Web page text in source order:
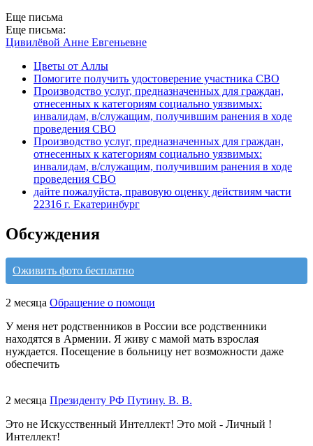
Еще письма
Еще письма:
Цивилёвой Анне Евгеньевне
Цветы от Аллы
Помогите получить удостоверение участника СВО
Производство услуг, предназначенных для граждан,
отнесенных к категориям социально уязвимых:
инвалидам, в/служащим, получившим ранения в ходе
проведения СВО
Производство услуг, предназначенных для граждан,
отнесенных к категориям социально уязвимых:
инвалидам, в/служащим, получившим ранения в ходе
проведения СВО
дайте пожалуйста, правовую оценку действиям части
22316 г. Екатеринбург
Обсуждения
Оживить фото бесплатно
2 месяца Обращение о помощи
У меня нет родственников в России все родственники
находятся в Армении. Я живу с мамой мать взрослая
нуждается. Посещение в больницу нет возможности даже
обеспечить
2 месяца Президенту РФ Путину. В. В.
Это не Искусственный Интеллект! Это мой - Личный !
Интеллект!